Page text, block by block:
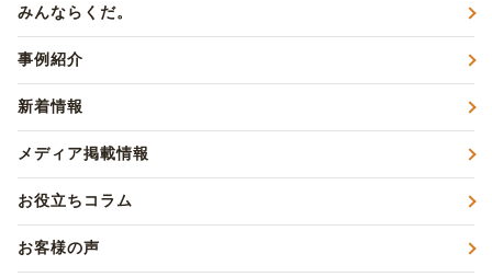
みんならくだ。
事例紹介
新着情報
メディア掲載情報
お役立ちコラム
お客様の声